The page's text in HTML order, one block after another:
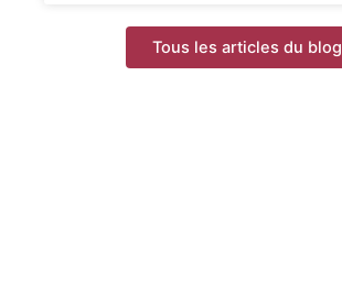
Tous les articles du blog